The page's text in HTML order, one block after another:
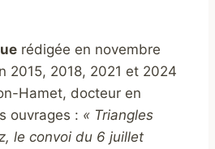
rédigée en novembre
2015, 2018, 2021 et 2024
Hamet, docteur en
ouvrages : « Triangles
le convoi du 6 juillet